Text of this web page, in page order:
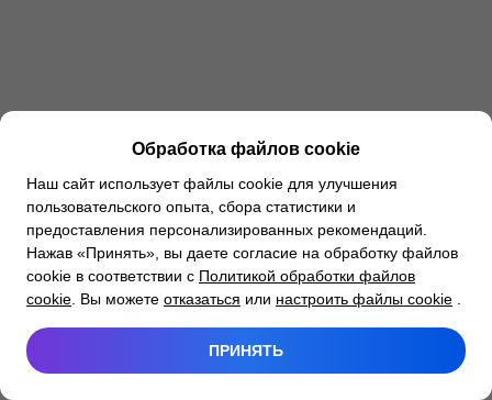
Обработка файлов cookie
Наш сайт использует файлы cookie для улучшения
пользовательского опыта, сбора статистики и
предоставления персонализированных рекомендаций.
Нажав «Принять», вы даете согласие на обработку файлов
cookie в соответствии с Политикой обработки файлов
cookie . Вы можете отказаться или настроить файлы cookie
ПРИНЯТЬ